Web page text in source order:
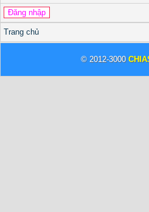
Trang chủ
© 2012-3000